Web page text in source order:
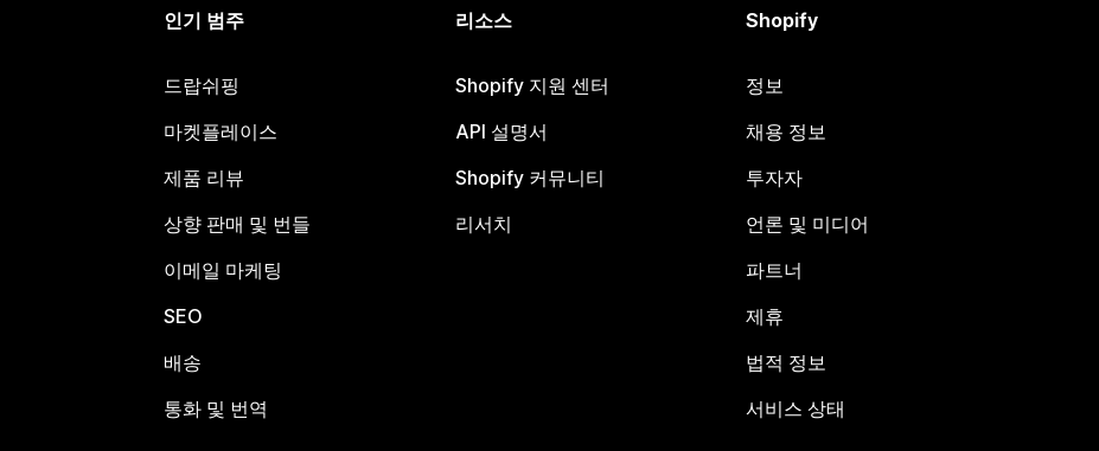
인기 범주
드랍쉬핑
마켓플레이스
제품 리뷰
상향 판매 및 번들
이메일 마케팅
SEO
배송
통화 및 번역
리소스
Shopify 지원 센터
API 설명서
Shopify 커뮤니티
리서치
Shopify
정보
채용 정보
투자자
언론 및 미디어
파트너
제휴
법적 정보
서비스 상태